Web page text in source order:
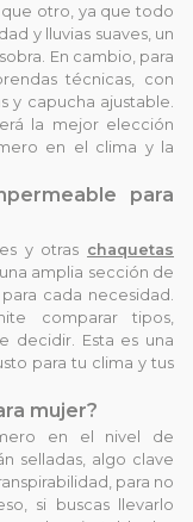
otro, ya que todo
y lluvias suaves, un
En cambio, para
técnicas, con
y capucha ajustable.
la mejor elección
en el clima y la
para
y otras chaquetas
amplia sección de
cada necesidad.
comparar tipos,
decidir. Esta es una
para tu clima y tus
mujer?
en el nivel de
selladas, algo clave
para no
si buscas llevarlo